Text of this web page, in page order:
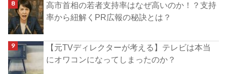
高市首相の若者支持率はなぜ高いのか！？支持
率から紐解くPR広報の秘訣とは？
【元TVディレクターが考える】テレビは本当
にオワコンになってしまったのか？